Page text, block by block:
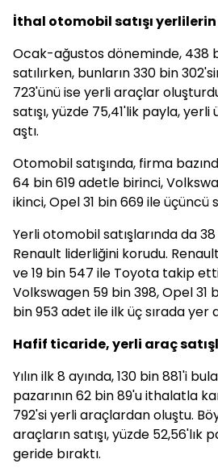
İthal otomobil satışı yerlilerin
Ocak-ağustos döneminde, 438
satılırken, bunların 330 bin
723'ünü ise yerli araçlar
satışı, yüzde 75,41'lik payla,
aştı.
Otomobil satışında, firma
64 bin 619 adetle birinci,
ikinci, Opel 31 bin 669 ile üçüncü
Yerli otomobil satışlarında da
Renault liderliğini korudu.
ve 19 bin 547 ile Toyota takip
Volkswagen 59 bin 398, Opel 31
bin 953 adet ile ilk üç sırada yer
Hafif ticaride, yerli araç
Yılın ilk 8 ayında, 130 bin 881'i
pazarının 62 bin 89'u ithalatla
792'si yerli araçlardan oluştu.
araçların satışı, yüzde 52,56'lık
geride bıraktı.